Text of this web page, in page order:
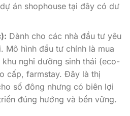
án shophouse tại đây có dư
Dành cho các nhà đầu tư yêu
Mô hình đầu tư chính là mua
nghỉ dưỡng sinh thái (eco-
cấp, farmstay. Đây là thị
số đông nhưng có biên lợi
đúng hướng và bền vững.